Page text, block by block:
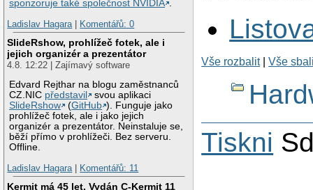
sponzoruje také společnost NVIDIA .
Ladislav Hagara| Komentářů: 0
SlideRshow, prohlížeč fotek, ale i
jejich organizér a prezentátor
4.8. 12:22 | Zajímavý software
Edvard Rejthar na blogu zaměstnanců
CZ.NIC představil
svou aplikaci
SlideRshow
(GitHub ). Funguje jako
prohlížeč fotek, ale i jako jejich
organizér a prezentátor. Neinstaluje se,
běží přímo v prohlížeči. Bez serveru.
Offline.
Ladislav Hagara| Komentářů: 11
Kermit má 45 let. Vydán C-Kermit 11
Vše rozbalit|Vše
Tiskni